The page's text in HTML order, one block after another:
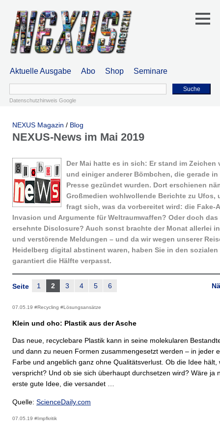
Aktuelle Ausgabe Abo Shop Seminare
Suche
Datenschutzhinweis Google
NEXUS Magazin / Blog
NEXUS-News im Mai 2019
Der Mai hatte es in sich: Er stand im Zeichen
und einiger anderer Bömbchen, die gerade in
Presse gezündet wurden. Dort erschienen
Großmedien wohlwollende Berichte zu Ufos,
fragt sich, was da vorbereitet wird: die Fake-
Invasion und Argumente für Weltraumwaffen? Oder doch das
ersehnte Disclosure? Auch sonst brachte der Monat allerlei
und verstörende Meldungen – und da wir wegen unserer
Heidelberg digital abstinent waren, haben Sie in den sozialen
garantiert die Hälfte verpasst.
Seite 1 2 3 4 5 6
07.05.19 #Recycling #Lösungsansätze
Klein und oho: Plastik aus der Asche
Das neue, recyclebare Plastik kann in seine molekularen
und dann zu neuen Formen zusammengesetzt werden – in jeder
Farbe und angeblich ganz ohne Qualitätsverlust. Ob die Idee hält,
verspricht? Und ob sie sich überhaupt durchsetzen wird? Wäre ja
erste gute Idee, die versandet …
Quelle: ScienceDaily.com
07.05.19 #Impfkritik